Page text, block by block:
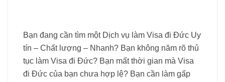
Bạn đang cần tìm một Dịch vụ làm Visa đi Đức Uy
tín – Chất lượng – Nhanh? Bạn không năm rõ thủ
tục làm Visa đi Đức? Bạn mất thời gian mà Visa
đi Đức của bạn chưa hợp lệ? Bạn cần làm gấp